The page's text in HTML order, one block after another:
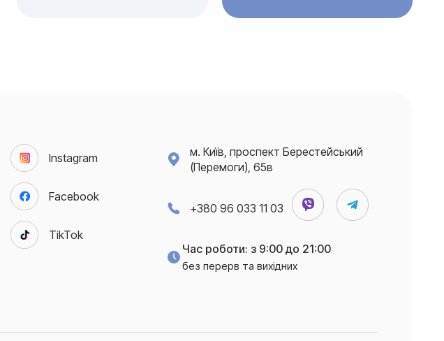
Instagram
Facebook
TikTok
м. Київ, проспект Берестейський
(Перемоги), 65в
+380 96 033 11 03
Час роботи: з 9:00 до 21:00
без перерв та вихідних